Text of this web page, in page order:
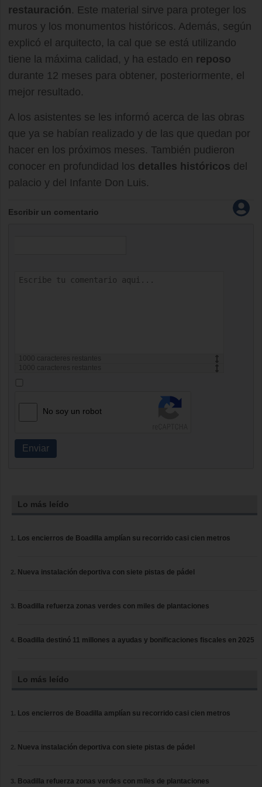
restauración. Este material sirve para proteger los
muros y los monumentos históricos. Además, según
explicó el arquitecto, la cal que se está utilizando
tiene la máxima calidad, y ha estado en reposo
durante 12 meses para obtener, posteriormente, el
mejor resultado.
A los asistentes se les informó acerca de las obras
que ya se habían realizado y de las que quedan por
hacer en los próximos meses. También pudieron
conocer en profundidad los detalles históricos del
palacio y del Infante Don Luis.
Escribir un comentario
caracteres restantes
caracteres restantes
No soy un robot
Enviar
Lo más leído
Los encierros de Boadilla amplían su recorrido casi cien metros
Nueva instalación deportiva con siete pistas de pádel
Boadilla refuerza zonas verdes con miles de plantaciones
Boadilla destinó 11 millones a ayudas y bonificaciones fiscales en 2025
Lo más leído
Los encierros de Boadilla amplían su recorrido casi cien metros
Nueva instalación deportiva con siete pistas de pádel
Boadilla refuerza zonas verdes con miles de plantaciones